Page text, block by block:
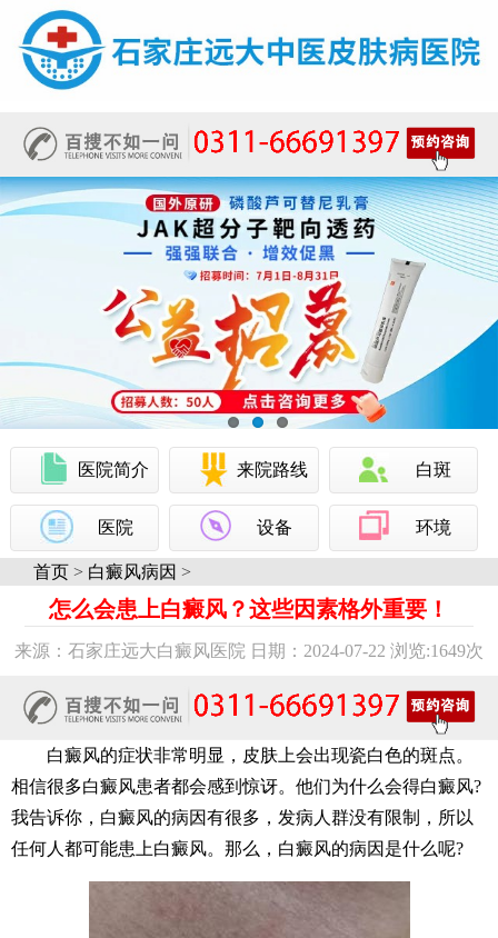
医院简介 来院路线 白斑
医院 设备 环境
首页 > 白癜风病因 >
怎么会患上白癜风？这些因素格外重要！
来源：石家庄远大白癜风医院 日期：2024-07-22 浏览:1649次
白癜风的症状非常明显，皮肤上会出现瓷白色的斑点。
相信很多白癜风患者都会感到惊讶。他们为什么会得白癜风?
我告诉你，白癜风的病因有很多，发病人群没有限制，所以
任何人都可能患上白癜风。那么，白癜风的病因是什么呢?